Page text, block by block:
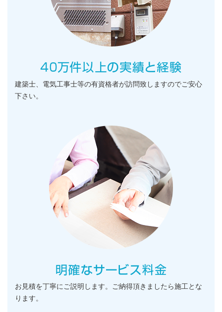
建築士、電気工事士等の有資格者が訪問致しますのでご安心
下さい。
お見積を丁寧にご説明します。ご納得頂きましたら施工とな
ります。